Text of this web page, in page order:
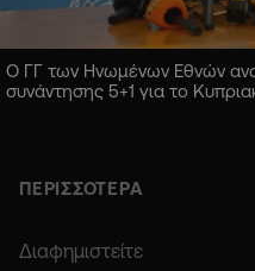
Ο ΓΓ των Ηνωμένων Εθνών
συνάντησης 5+1 για το
ΠΕΡΙΣΣΟΤΕΡΑ
Διαφημιστείτε